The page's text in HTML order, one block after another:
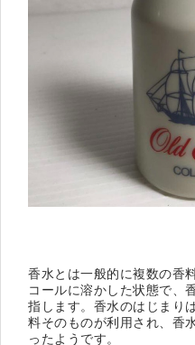
香水とは一般的に複数の香
コールに溶かした状態で、
指します。香水のはじまり
料そのものが利用され、香
ったようです。